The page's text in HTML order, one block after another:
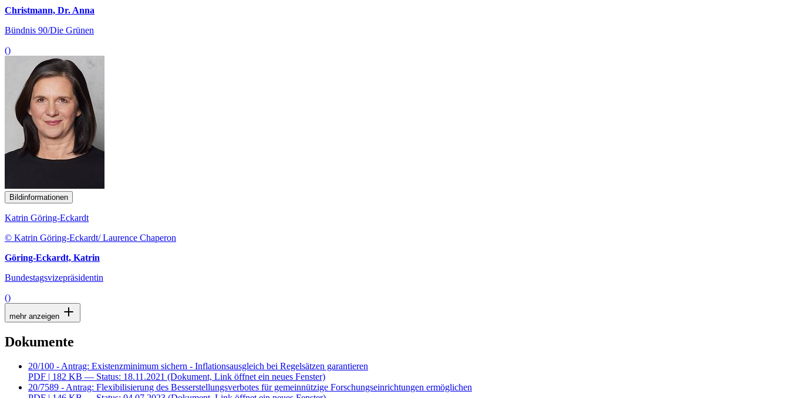
Christmann, Dr. Anna
Bündnis 90/Die Grünen
()
Bildinformationen
Katrin Göring-Eckardt
© Katrin Göring-Eckardt/ Laurence Chaperon
Göring-Eckardt, Katrin
Bundestagsvizepräsidentin
()
mehr anzeigen
Dokumente
20/100 - Antrag: Existenzminimum sichern - Inflationsausgleich bei Regelsätzen garantieren
PDF | 182 KB — Status: 18.11.2021 (Dokument, Link öffnet ein neues Fenster)
20/7589 - Antrag: Flexibilisierung des Besserstellungsverbotes für gemeinnützige Forschungseinrichtungen ermöglichen